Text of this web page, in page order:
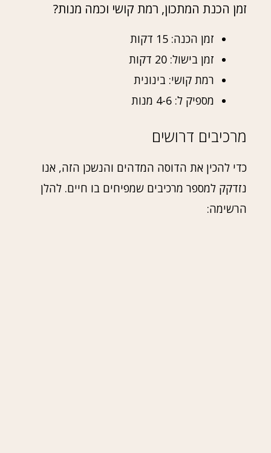
זמן הכנת המתכון, רמת קושי וכמה מנות?
זמן הכנה: 15 דקות
זמן בישול: 20 דקות
רמת קושי: בינונית
מספיק ל: 4-6 מנות
מרכיבים דרושים
כדי להכין את הדוסה המדהים והנשכן הזה, אנו
נזדקק למספר מרכיבים שמפיחים בו חיים. להלן
הרשימה: